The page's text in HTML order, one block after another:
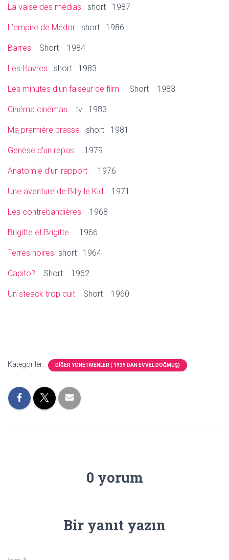
La valse des médias short 1987
L’empire de Médor short 1986
Barres Short 1984
Les Havres short 1983
Les minutes d’un faiseur de film Short 1983
Cinéma cinémas tv 1983
Ma première brasse short 1981
Genèse d’un repas 1979
Anatomie d’un rapport 1976
Une aventure de Billy le Kid 1971
Les contrebandières 1968
Brigitte et Brigitte 1966
Terres noires short 1964
Capito? Short 1962
Un steack trop cuit Short 1960
Kategoriler: DİĞER YÖNETMENLER ( 1939 DAN EVVEL DOĞMUŞ)
0 yorum
Bir yanıt yazın